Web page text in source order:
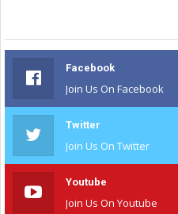
Facebook
Join Us On Facebook
Twitter
Join Us On Twitter
Youtube
Join Us On Youtube